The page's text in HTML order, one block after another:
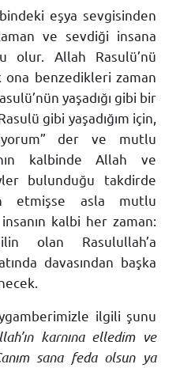
eşya sevgisinden
ve sevdiği insana
olur. Allah Rasulü’nü
ona benzedikleri zaman
yaşadığı gibi bir
gibi yaşadığım için,
der ve mutlu
kalbinde Allah ve
bulunduğu takdirde
etmişse asla mutlu
kalbi her zaman:
olan Rasulullah’a
davasından başka
ilgili şunu
karnına elledim ve
sana feda olsun ya